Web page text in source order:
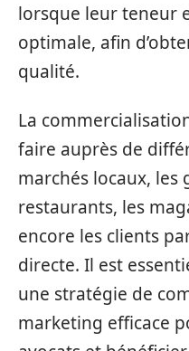
lorsque leur teneur
optimale, afin
qualité.
La
faire auprès de
marchés locaux, les
restaurants, les
encore les clients
directe. Il est
une stratégie de
marketing efficace